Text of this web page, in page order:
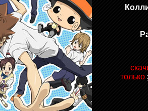
только